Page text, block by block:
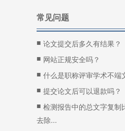
常见问题
■ 论文提交后多久有结果？
■ 网站正规安全吗？
■ 什么是职称评审学术不端
■ 提交论文后可以退款吗？
■ 检测报告中的总文字复制
去除...